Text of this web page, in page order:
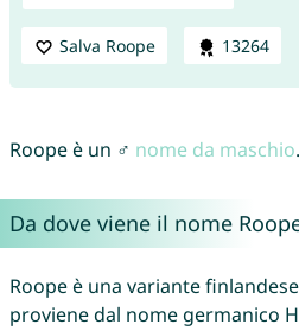
Salva Roope 13264
Roope è un ♂ nome da maschio.
Da dove viene il nome
Roope è una variante
proviene dal nome germanico